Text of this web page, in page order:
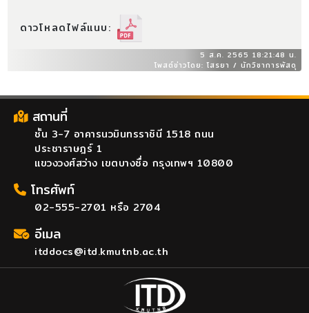
ดาวโหลดไฟล์แนบ:
5 ส.ค. 2565 18:21:48 น.
โพสต์ข่าวโดย: โสรยา / นักวิชาการพัสดุ
สถานที่
ชั้น 3-7 อาคารนวมินทรราชินี 1518 ถนน
ประชาราษฎร์ 1
แขวงวงศ์สว่าง เขตบางซื่อ กรุงเทพฯ 10800
โทรศัพท์
02-555-2701 หรือ 2704
อีเมล
itddocs@itd.kmutnb.ac.th